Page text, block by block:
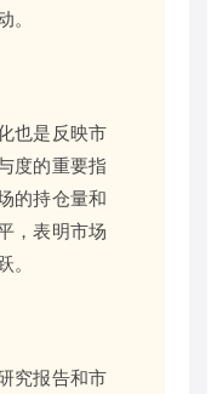
也是反映市
度的重要指
的持仓量和
，表明市场
究报告和市